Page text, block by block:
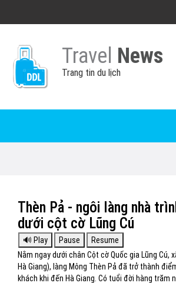
Travel News
Trang tin du lịch
Thèn Pả - ngôi làng nhà
dưới cột cờ Lũng Cú
Nằm ngay dưới chân Cột cờ Quốc gia Lũng Cú,
Hà Giang), làng Mông Thèn Pả đã trở thành
khách khi đến Hà Giang. Có tuổi đời hàng trăm